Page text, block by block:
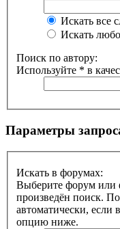
Искать все
Искать
Поиск по автору:
Используйте * в
Параметры
Искать в форумах:
Выберите форум или
произведён поиск.
автоматически,
опцию ниже.